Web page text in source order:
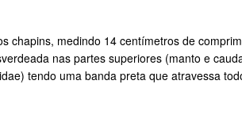
chapins, medindo 14 centímetros de
nas partes superiores (manto e
tendo uma banda preta que atravessa